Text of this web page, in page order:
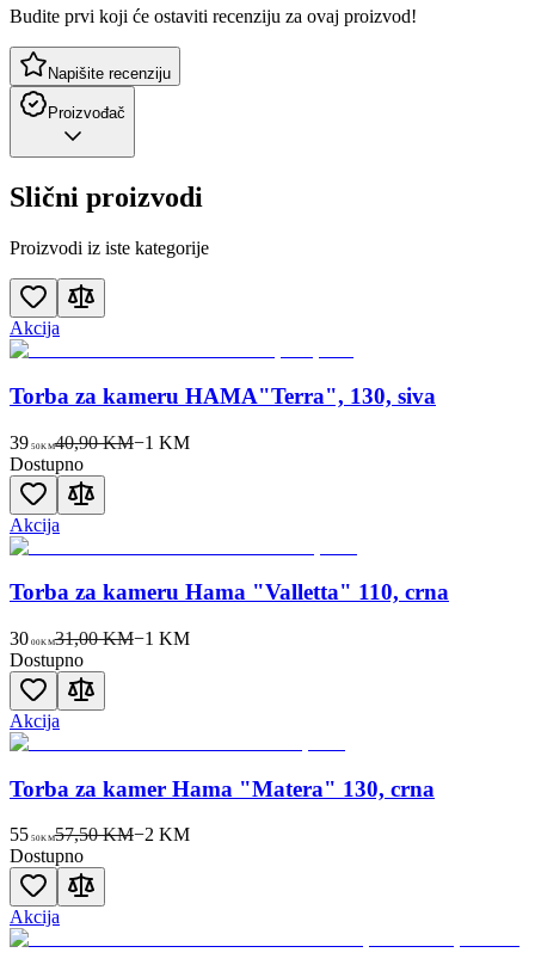
Budite prvi koji će ostaviti recenziju za ovaj proizvod!
Napišite recenziju
Proizvođač
Slični proizvodi
Proizvodi iz iste kategorije
Akcija
Torba za kameru HAMA"Terra", 130, siva
39 50KM40,90 KM−1 KM
Dostupno
Akcija
Torba za kameru Hama "Valletta" 110, crna
30 00KM31,00 KM−1 KM
Dostupno
Akcija
Torba za kamer Hama "Matera" 130, crna
55 50KM57,50 KM−2KM
Dostupno
Akcija